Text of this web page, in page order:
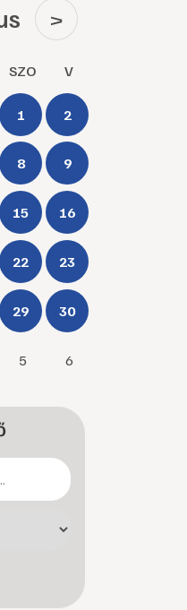
>
SZO V
1 2
8 9
15 16
22 23
29 30
5 6